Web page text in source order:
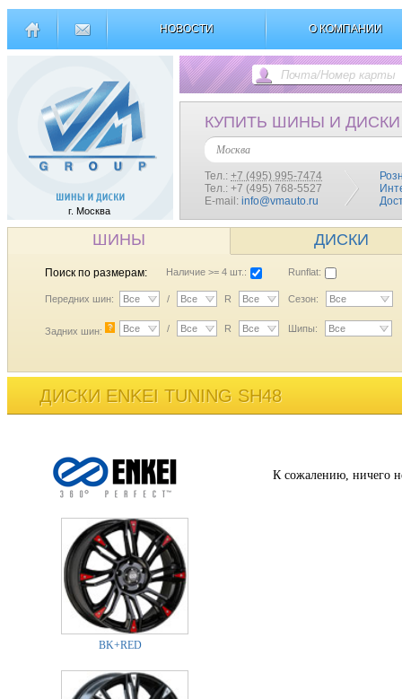
НОВОСТИ О КОМПАНИИ
г. Москва
КУПИТЬ ШИНЫ И ДИСКИ
Москва
Тел.: +7 (495) 995-7474
Тел.: +7 (495) 768-5527
E-mail: info@vmauto.ru
ШИНЫ ДИСКИ
Поиск по размерам: Наличие >= 4 шт.: Runflat:
Передних шин: Все / Все R Все Сезон: Все
Задних шин: ? Все / Все R Все Шипы: Все
ДИСКИ ENKEI TUNING SH48
BK+RED
К сожалению, ничего